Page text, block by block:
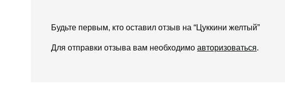
Будьте первым, кто оставил отзыв на “Цуккини желтый”
Для отправки отзыва вам необходимоавторизоваться.